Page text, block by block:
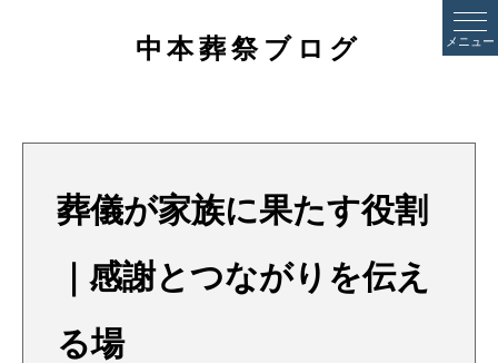
メニュー
中本葬祭ブログ
葬儀が家族に果たす役割
｜感謝とつながりを伝え
る場